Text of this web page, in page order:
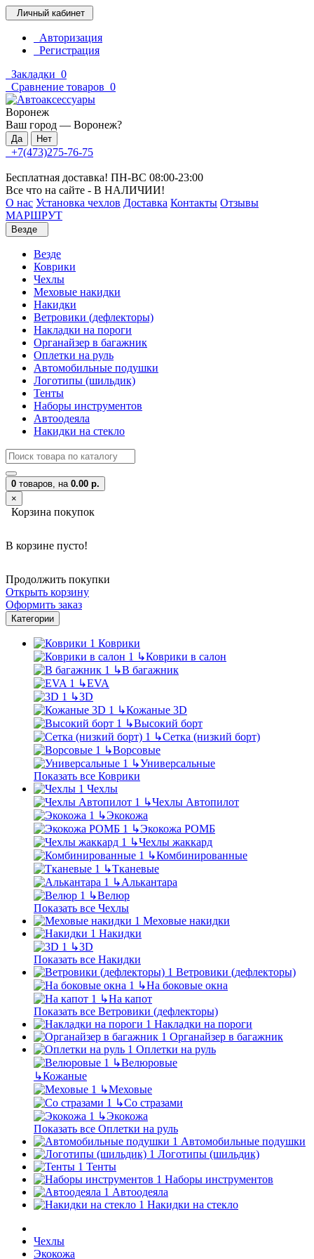
Личный кабинет
Авторизация
Регистрация
Закладки 0
Сравнение товаров 0
Воронеж
Ваш город — Воронеж?
+7(473)275-76-75
Бесплатная доставка! ПН-ВС 08:00-23:00
Все что на сайте - В НАЛИЧИИ!
О нас Установка чехлов Доставка Контакты Отзывы
МАРШРУТ
Везде
Везде
Коврики
Чехлы
Меховые накидки
Накидки
Ветровики (дефлекторы)
Накладки на пороги
Органайзер в багажник
Оплетки на руль
Автомобильные подушки
Логотипы (шильдик)
Тенты
Наборы инструментов
Автоодеяла
Накидки на стекло
0 товаров, на 0.00 р.
×
Корзина покупок
В корзине пусто!
Продолжить покупки
Открыть корзину
Оформить заказ
Категории
Коврики
↳Коврики в салон
↳В багажник
↳EVA
↳3D
↳Кожаные 3D
↳Высокий борт
↳Сетка (низкий борт)
↳Ворсовые
↳Универсальные
Показать все Коврики
Чехлы
↳Чехлы Автопилот
↳Экокожа
↳Экокожа РОМБ
↳Чехлы жаккард
↳Комбинированные
↳Тканевые
↳Алькантара
↳Велюр
Показать все Чехлы
Меховые накидки
Накидки
↳3D
Показать все Накидки
Ветровики (дефлекторы)
↳На боковые окна
↳На капот
Показать все Ветровики (дефлекторы)
Накладки на пороги
Органайзер в багажник
Оплетки на руль
↳Велюровые
↳Кожаные
↳Меховые
↳Со стразами
↳Экокожа
Показать все Оплетки на руль
Автомобильные подушки
Логотипы (шильдик)
Тенты
Наборы инструментов
Автоодеяла
Накидки на стекло
Чехлы
Экокожа